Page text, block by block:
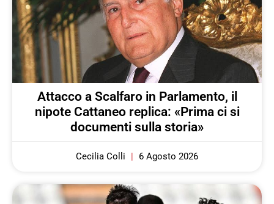
Attacco a Scalfaro in Parlamento, il
nipote Cattaneo replica: «Prima ci si
documenti sulla storia»
Cecilia Colli 6 Agosto 2026